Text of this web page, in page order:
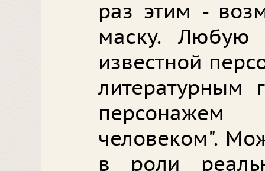
раз этим -
маску. Любую
известной
литературным
человеком".
в роли